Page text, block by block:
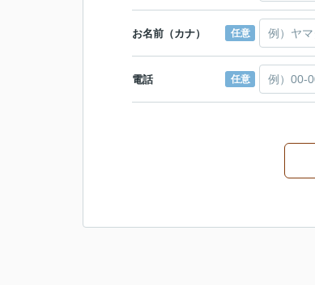
お名前（カナ） 任意
電話 任意